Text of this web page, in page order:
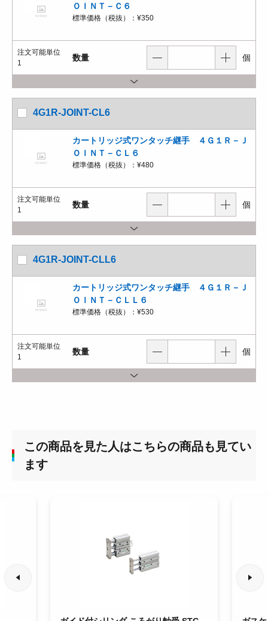
ＯＩＮＴ－Ｃ６
標準価格（税抜）： ¥350
注文可能単位
1
数量 個
4G1R-JOINT-CL6
カートリッジ式ワンタッチ継手 ４Ｇ１Ｒ－Ｊ
ＯＩＮＴ－ＣＬ６
標準価格（税抜）： ¥480
注文可能単位
1
数量 個
4G1R-JOINT-CLL6
カートリッジ式ワンタッチ継手 ４Ｇ１Ｒ－Ｊ
ＯＩＮＴ－ＣＬＬ６
標準価格（税抜）： ¥530
注文可能単位
1
数量 個
この商品を見た人はこちらの商品も見てい
ます